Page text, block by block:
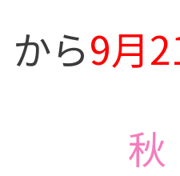
から9月
秋